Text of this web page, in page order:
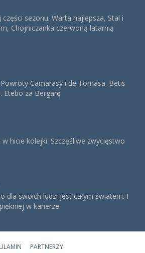
sezonu. Warta najlepsza, Stal i
Chojniczanka czerwoną latarnią
Camarasy i de Tomasa. Betis
Etebo za Bergarę
hicie kolejki. Szczęśliwe zwycięstwo
dla swoich ludzi jest całym światem. I
w karierze
PARTNERZY